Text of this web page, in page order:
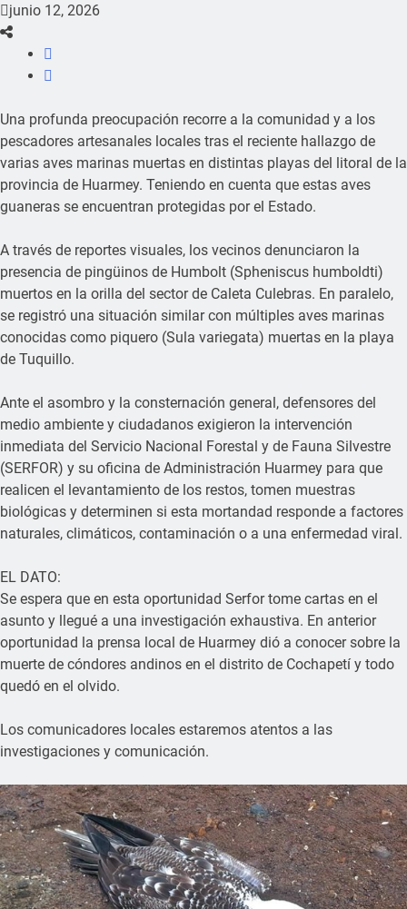
junio 12, 2026
Una profunda preocupación recorre a la comunidad y a los
pescadores artesanales locales tras el reciente hallazgo de
varias aves marinas muertas en distintas playas del litoral de la
provincia de Huarmey. Teniendo en cuenta que estas aves
guaneras se encuentran protegidas por el Estado.
A través de reportes visuales, los vecinos denunciaron la
presencia de pingüinos de Humbolt (Spheniscus humboldti)
muertos en la orilla del sector de Caleta Culebras. En paralelo,
se registró una situación similar con múltiples aves marinas
conocidas como piquero (Sula variegata) muertas en la playa
de Tuquillo.
Ante el asombro y la consternación general, defensores del
medio ambiente y ciudadanos exigieron la intervención
inmediata del Servicio Nacional Forestal y de Fauna Silvestre
(SERFOR) y su oficina de Administración Huarmey para que
realicen el levantamiento de los restos, tomen muestras
biológicas y determinen si esta mortandad responde a factores
naturales, climáticos, contaminación o a una enfermedad viral.
EL DATO:
Se espera que en esta oportunidad Serfor tome cartas en el
asunto y llegué a una investigación exhaustiva. En anterior
oportunidad la prensa local de Huarmey dió a conocer sobre la
muerte de cóndores andinos en el distrito de Cochapetí y todo
quedó en el olvido.
Los comunicadores locales estaremos atentos a las
investigaciones y comunicación.